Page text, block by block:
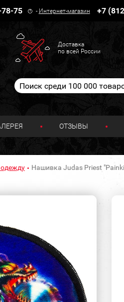
75 - Интернет-магазин +7
Доставка
по всей России
ОТЗЫВЫ
Нашивка Judas Priest